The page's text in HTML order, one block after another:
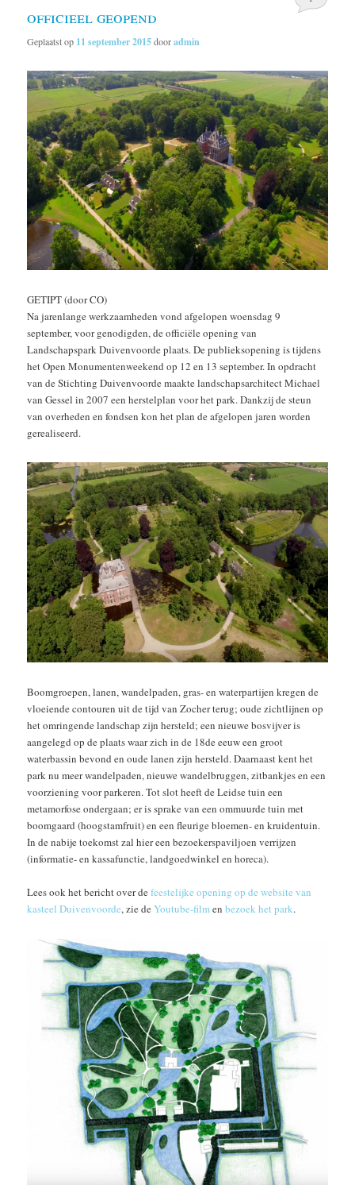
officieel geopend
Geplaatst op 11 september 2015dooradmin
GETIPT (door CO)
Na jarenlange werkzaamheden vond afgelopen woensdag 9
september, voor genodigden, de officiële opening van
Landschapspark Duivenvoorde plaats. De publieksopening is tijdens
het Open Monumentenweekend op 12 en 13 september. In opdracht
van de Stichting Duivenvoorde maakte landschapsarchitect Michael
van Gessel in 2007 een herstelplan voor het park. Dankzij de steun
van overheden en fondsen kon het plan de afgelopen jaren worden
gerealiseerd.
Boomgroepen, lanen, wandelpaden, gras- en waterpartijen kregen de
vloeiende contouren uit de tijd van Zocher terug; oude zichtlijnen op
het omringende landschap zijn hersteld; een nieuwe bosvijver is
aangelegd op de plaats waar zich in de 18de eeuw een groot
waterbassin bevond en oude lanen zijn hersteld. Daarnaast kent het
park nu meer wandelpaden, nieuwe wandelbruggen, zitbankjes en een
voorziening voor parkeren. Tot slot heeft de Leidse tuin een
metamorfose ondergaan; er is sprake van een ommuurde tuin met
boomgaard (hoogstamfruit) en een fleurige bloemen- en kruidentuin.
In de nabije toekomst zal hier een bezoekerspaviljoen verrijzen
(informatie- en kassafunctie, landgoedwinkel en horeca).
Lees ook het bericht over defeestelijke opening op de website van
kasteel Duivenvoorde, zie deYoutube-filmenbezoek het park.